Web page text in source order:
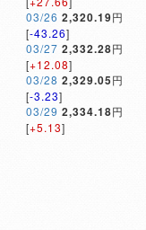
03/26 2,320.19円
[-43.26]
03/27 2,332.28円
[+12.08]
03/28 2,329.05円
[-3.23]
03/29 2,334.18円
[+5.13]